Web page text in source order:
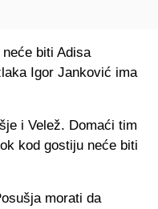
biti Adisa
Igor Janković ima
i Velež. Domaći tim
kod gostiju neće biti
morati da